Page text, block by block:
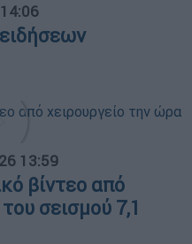
13:59
βίντεο από
σεισμού 7,1